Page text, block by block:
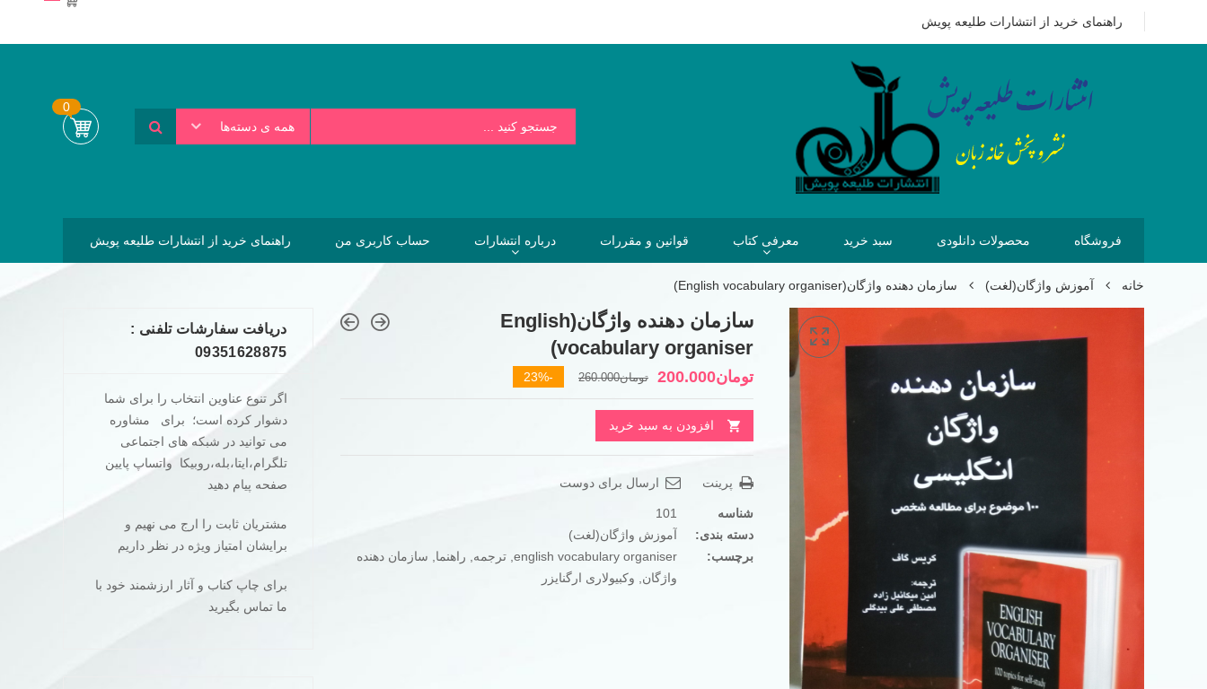
راهنمای خرید از انتشارات طلیعه پویش
09351628875 هزینه ای که امروز برای خرید کتاب می پردازیم بسیار کمتر از هزینه هایی است که فردا برای نخریدن کتاب خواهیم پرداخت.
همه ی دسته‌ها
0
فروشگاه محصولات دانلودی سبد خرید معرفی کتاب قوانین و مقررات درباره انتشارات حساب کاربری من راهنمای خرید از انتشارات طلیعه پویش
خانه آموزش واژگان(لغت) سازمان دهنده واژگان(English vocabulary organiser)
سازمان دهنده واژگان(English
vocabulary organiser)
تومان260.000قیمت
اصلی
تومان200.000
قیمت
فعلی
-23%
افزودن به سبد خرید
پرینت ارسال برای دوست
شناسه
101
دسته بندی:
آموزش واژگان(لغت)
برچسب:
english vocabulary organiser ترجمه راهنما
سازمان دهنده
واژگان
وکبیولاری ارگنایزر
دریافت سفارشات تلفنی :
09351628875
اگر تنوع عناوین انتخاب را برای شما
دشوار کرده است؛ برای مشاوره
می توانید در شبکه های اجتماعی
تلگرام،ایتا،بله،روبیکا واتساپ پایین
صفحه پیام دهید
مشتریان ثابت را ارج می نهیم و
برایشان امتیاز ویژه در نظر داریم
برای چاپ کناب و آثار ارزشمند خود با
ما تماس بگیرید